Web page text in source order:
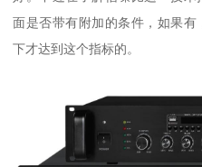
面是否带有附加的条件，如果
下才达到这个指标的。